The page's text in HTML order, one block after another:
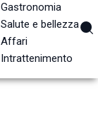
Gastronomia
Salute e bellezza
Affari
Intrattenimento